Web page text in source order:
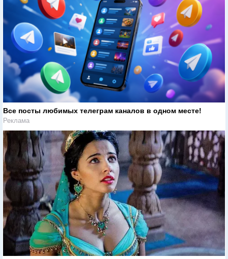
Все посты любимых телеграм каналов в одном месте!
Реклама